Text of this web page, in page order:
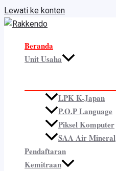
Lewati ke konten
Beranda
Unit Usaha
LPK K-Japan
P.O.P Language
Piksel Komputer
SAA Air Mineral
Pendaftaran
Kemitraan